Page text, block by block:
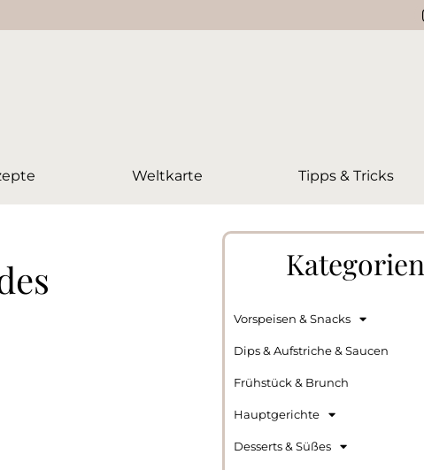
Weltkarte Tipps & Tricks
Kategorien
Vorspeisen & Snacks
Dips & Aufstriche & Saucen
Frühstück & Brunch
Hauptgerichte
Desserts & Süßes